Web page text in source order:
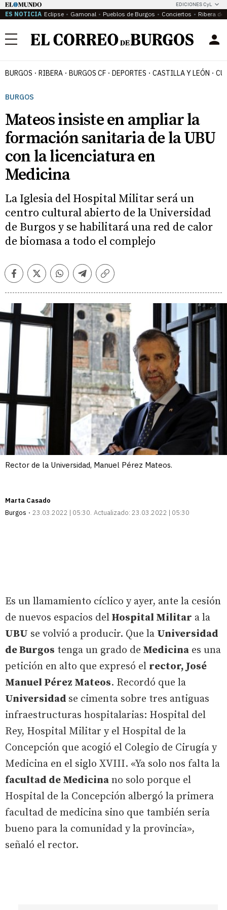
EDICIONES CyL
ES NOTICIA Eclipse Gamonal Pueblos de Burgos Conciertos Ribera del
Menú
BURGOS RIBERA BURGOS CF DEPORTES CASTILLA Y LEÓN
BURGOS
Mateos insiste en ampliar la
formación sanitaria de la UBU
con la licenciatura en
Medicina
La Iglesia del Hospital Militar será un
centro cultural abierto de la Universidad
de Burgos y se habilitará una red de calor
de biomasa a todo el complejo
FacebookTwitterWhatsappTelegramCopiar
Rector de la Universidad, Manuel Pérez Mateos.
Marta Casado
Burgos
23.03.2022 | 05:30 Actualizado: 23.03.2022 | 05:30
Es un llamamiento cíclico y ayer, ante la cesión
de nuevos espacios del Hospital Militar a la
UBU se volvió a producir. Que la Universidad
de Burgos tenga un grado de Medicina es una
petición en alto que expresó el rector, José
Manuel Pérez Mateos. Recordó que la
Universidad se cimenta sobre tres antiguas
infraestructuras hospitalarias: Hospital del
Rey, Hospital Militar y el Hospital de la
Concepción que acogió el Colegio de Cirugía y
Medicina en el siglo XVIII. «Ya solo nos falta la
facultad de Medicina no solo porque el
Hospital de la Concepción albergó la primera
facultad de medicina sino que también seria
bueno para la comunidad y la provincia»,
señaló el rector.